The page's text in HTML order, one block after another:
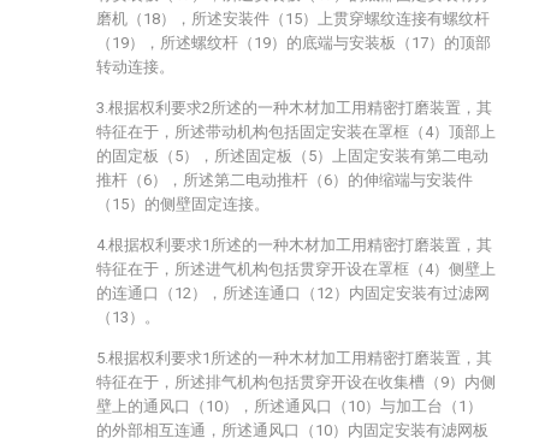
磨机（18），所述安装件（15）上贯穿螺纹连接有螺纹杆
（19），所述螺纹杆（19）的底端与安装板（17）的顶部
转动连接。
3.根据权利要求2所述的一种木材加工用精密打磨装置，其
特征在于，所述带动机构包括固定安装在罩框（4）顶部上
的固定板（5），所述固定板（5）上固定安装有第二电动
推杆（6），所述第二电动推杆（6）的伸缩端与安装件
（15）的侧壁固定连接。
4.根据权利要求1所述的一种木材加工用精密打磨装置，其
特征在于，所述进气机构包括贯穿开设在罩框（4）侧壁上
的连通口（12），所述连通口（12）内固定安装有过滤网
（13）。
5.根据权利要求1所述的一种木材加工用精密打磨装置，其
特征在于，所述排气机构包括贯穿开设在收集槽（9）内侧
壁上的通风口（10），所述通风口（10）与加工台（1）
的外部相互连通，所述通风口（10）内固定安装有滤网板